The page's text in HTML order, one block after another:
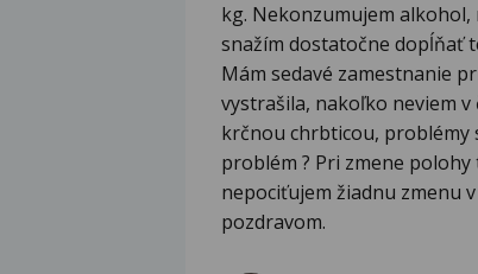
kg. Nekonzumujem alkohol,
snažím dostatočne dopĺňať
Mám sedavé zamestnanie
vystrašila, nakoľko neviem
krčnou chrbticou, problémy
problém ? Pri zmene
nepociťujem žiadnu zmenu
pozdravom.